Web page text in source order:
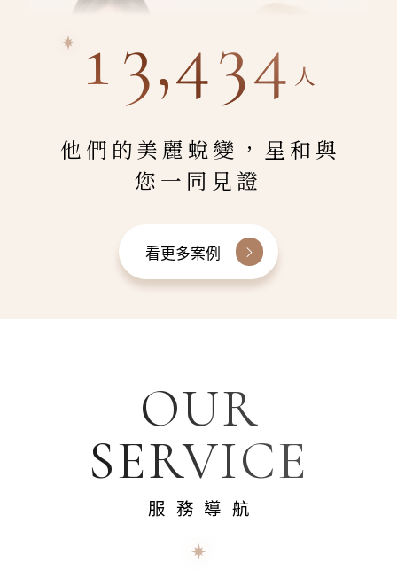
13,434 人
他們的美麗蛻變，星和與
您一同見證
看更多案例
OUR
SERVICE
服務導航